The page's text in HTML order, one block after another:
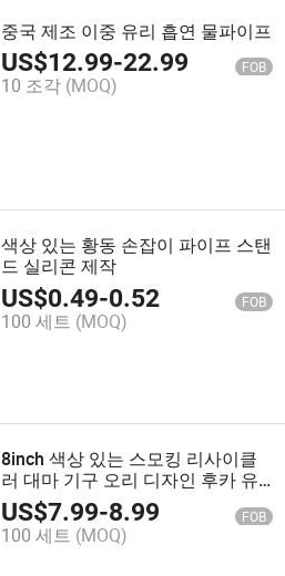
중국 제조 이중 유리 흡연 물파이프
US$12.99-22.99 FOB
10 조각 (MOQ)
색상 있는 황동 손잡이 파이프 스탠
드 실리콘 제작
US$0.49-0.52 FOB
100 세트 (MOQ)
8inch 색상 있는 스모킹 리사이클
러 대마 기구 오리 디자인 후카 유
리 물 파이프
US$7.99-8.99 FOB
100 세트 (MOQ)